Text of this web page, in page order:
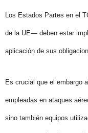
Los Estados Partes en el
de la UE— deben estar
aplicación de sus
Es crucial que el embargo
empleadas en ataques
sino también equipos